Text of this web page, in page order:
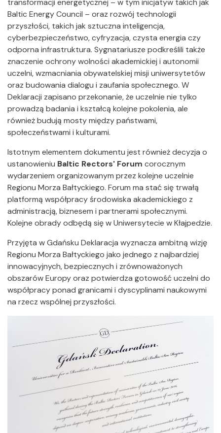
transformacji energetycznej – w tym inicjatyw takich jak
Baltic Energy Council – oraz rozwój technologii
przyszłości, takich jak sztuczna inteligencja,
cyberbezpieczeństwo, cyfryzacja, czysta energia czy
odporna infrastruktura. Sygnatariusze podkreślili także
znaczenie ochrony wolności akademickiej i autonomii
uczelni, wzmacniania obywatelskiej misji uniwersytetów
oraz budowania dialogu i zaufania społecznego. W
Deklaracji zapisano przekonanie, że uczelnie nie tylko
prowadzą badania i kształcą kolejne pokolenia, ale
również budują mosty między państwami,
społeczeństwami i kulturami.
Istotnym elementem dokumentu jest również decyzja o
ustanowieniu Baltic Rectors' Forum corocznym
wydarzeniem organizowanym przez kolejne uczelnie
Regionu Morza Bałtyckiego. Forum ma stać się trwałą
platformą współpracy środowiska akademickiego z
administracją, biznesem i partnerami społecznymi.
Kolejne obrady odbędą się w Uniwersytecie w Kłajpedzie.
Przyjęta w Gdańsku Deklaracja wyznacza ambitną wizję
Regionu Morza Bałtyckiego jako jednego z najbardziej
innowacyjnych, bezpiecznych i zrównoważonych
obszarów Europy oraz potwierdza gotowość uczelni do
współpracy ponad granicami i dyscyplinami naukowymi
na rzecz wspólnej przyszłości.